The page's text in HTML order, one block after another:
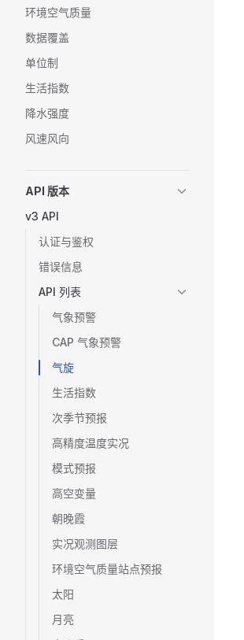
环境空气质量
数据覆盖
单位制
生活指数
降水强度
风速风向
API 版本
v3 API
认证与鉴权
错误信息
API 列表
气象预警
CAP 气象预警
气旋
生活指数
次季节预报
高精度温度实况
模式预报
高空变量
朝晚霞
实况观测图层
环境空气质量站点预报
太阳
月亮